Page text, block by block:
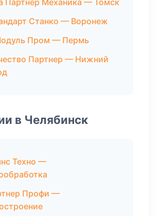
Партнер Механика — Томск
Станко — Воронеж
Пром — Пермь
Партнер — Нижний
в Челябинск
Техно —
Профи —